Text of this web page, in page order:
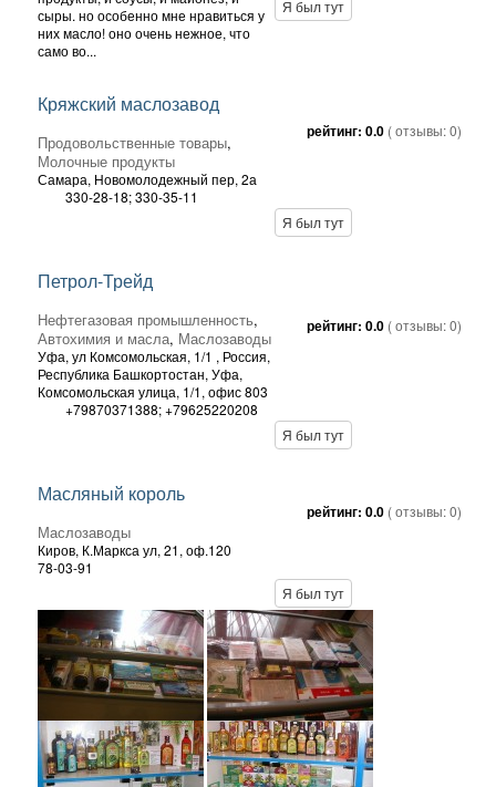
сыры. но особенно мне нравиться у
них масло! оно очень нежное, что
само во...
Я был тут
Кряжский маслозавод
Продовольственные товары,
Молочные продукты
Самара, Новомолодежный пер, 2а
330-28-18; 330-35-11
рейтинг: 0.0 ( отзывы:0)
Я был тут
Петрол-Трейд
Нефтегазовая промышленность,
Автохимия и масла, Маслозаводы
Уфа, ул Комсомольская, 1/1 , Россия,
Республика Башкортостан, Уфа,
Комсомольская улица, 1/1, офис 803
+79870371388; +79625220208
рейтинг: 0.0 ( отзывы:0)
Я был тут
Масляный король
Маслозаводы
Киров, К.Маркса ул, 21, оф.120
78-03-91
рейтинг: 0.0 ( отзывы:0)
Я был тут